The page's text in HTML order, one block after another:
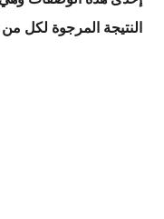
النتيجة المرجوة لكل من